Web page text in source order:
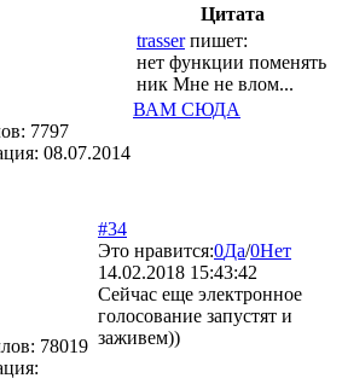
7797
08.07.2014
Цитата
trasserпишет:
нет функции поменять
ник Мне не влом...
ВАМ СЮДА
78019
#34
Это нравится:0Да/0Нет
14.02.2018 15:43:42
Сейчас еще электронное
голосование запустят и
заживем))